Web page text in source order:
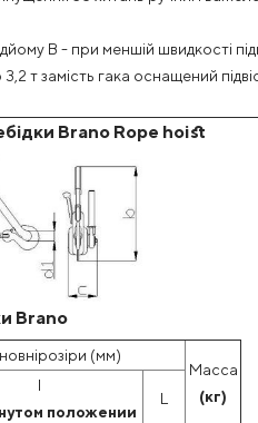
B - при меншій швидкості
т замість гака оснащений
Brano Rope hoist
Brano
(мм)
Масса
(кг)
l
положении
L